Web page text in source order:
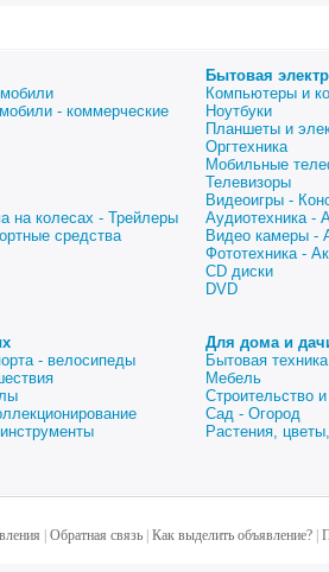
- коммерческие
на колесах - Трейлеры
средства
Бытовая
Компьютеры и
Ноутбуки
Планшеты и
Оргтехника
Мобильные
Телевизоры
Видеоигры -
Аудиотехника -
Видео камеры -
Фототехника -
CD диски
DVD
- велосипеды
Для дома и
Бытовая техника
Мебель
Строительство
Сад - Огород
Растения,
Обратная связь| Как выделить объявление?|